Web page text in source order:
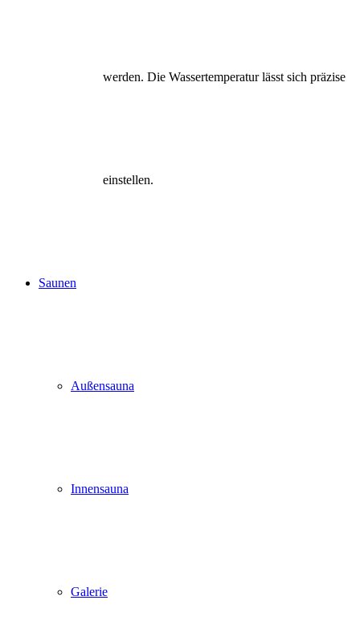
werden. Die Wassertemperatur lässt sich präzise
einstellen.
Saunen
Außensauna
Innensauna
Galerie